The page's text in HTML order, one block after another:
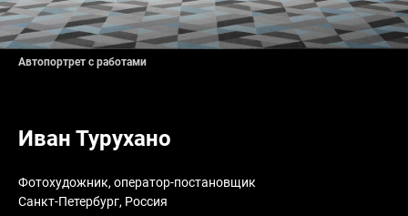
Автопортрет с работами
Иван Турухано
Фотохудожник, оператор-постановщик
Санкт-Петербург, Россия